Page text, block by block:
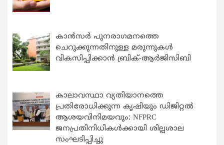
കാന്‍സര്‍ പുനരാഗമനത്തെ
ചെറുക്കുന്നതിനുള്ള മരുന്നുകള്‍
വികസിപ്പിക്കാന്‍ ബ്രിക്-ആര്‍ജിസിബി
കാലാവസ്ഥാ വ്യതിയാനത്തെ
പ്രതിരോധിക്കുന്ന കൃഷിയും ഡിജിറ്റൽ
ആശയവിനിമയവും: NFPRC
ജനപ്രതിനിധികൾക്കായി ശില്പശാല
സംഘടിപ്പിച്ചു